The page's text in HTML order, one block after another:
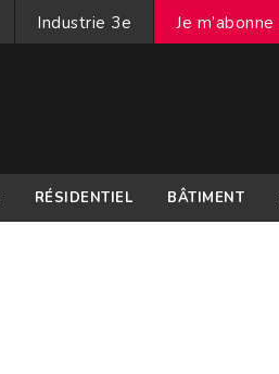
Industrie 3e Je m’abonne
RÉSIDENTIEL BÂTIMENT